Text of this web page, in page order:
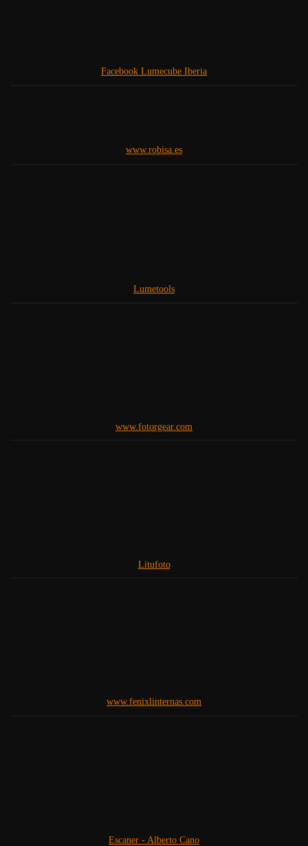
Facebook Lumecube Iberia
www.robisa.es
Lumetools
www.fotorgear.com
Litufoto
www.fenixlinternas.com
Escaner - Alberto Cano